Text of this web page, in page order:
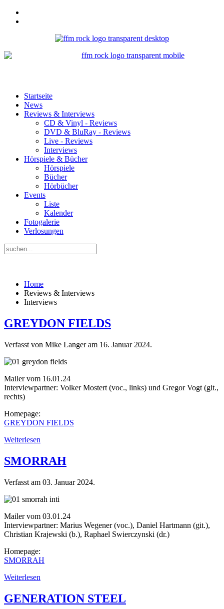
Startseite
News
Reviews & Interviews
CD & Vinyl - Reviews
DVD & BluRay - Reviews
Live - Reviews
Interviews
Hörspiele & Bücher
Hörspiele
Bücher
Hörbücher
Events
Liste
Kalender
Fotogalerie
Verlosungen
Home
Reviews & Interviews
Interviews
GREYDON FIELDS
Verfasst von Mike Langer am 16. Januar 2024.
Mailer vom 16.01.24
Interviewpartner: Volker Mostert (voc., links) und Gregor Vogt (git.,
rechts)
Homepage:
GREYDON FIELDS
Weiterlesen
SMORRAH
Verfasst am 03. Januar 2024.
Mailer vom 03.01.24
Interviewpartner: Marius Wegener (voc.), Daniel Hartmann (git.),
Christian Krajewski (b.), Raphael Swierczynski (dr.)
Homepage:
SMORRAH
Weiterlesen
GENERATION STEEL